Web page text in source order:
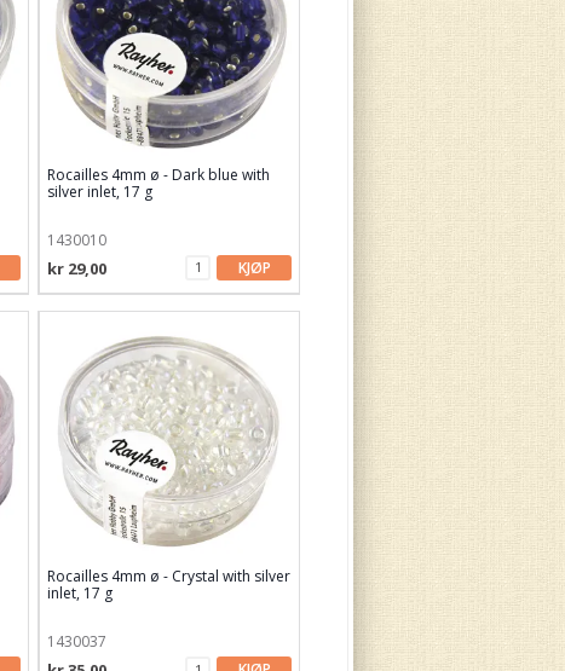
Rocailles 4mm ø - Dark blue with
silver inlet, 17 g
1430010
kr 29,00 KJØP
Rocailles 4mm ø - Crystal with silver
inlet, 17 g
1430037